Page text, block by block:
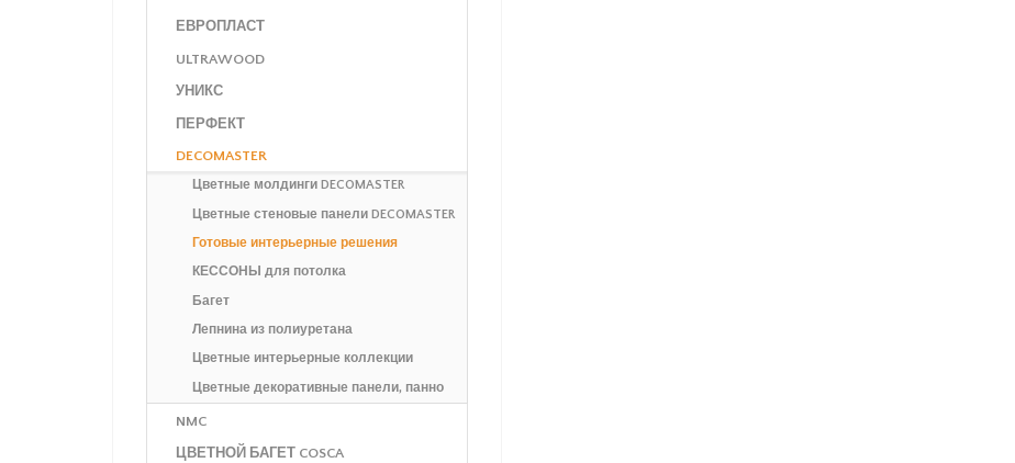
ЕВРОПЛАСТ
ULTRAWOOD
УНИКС
ПЕРФЕКТ
DECOMASTER
Цветные молдинги DECOMASTER
Цветные стеновые панели DECOMASTER
Готовые интерьерные решения
КЕССОНЫ для потолка
Багет
Лепнина из полиуретана
Цветные интерьерные коллекции
Цветные декоративные панели, панно
NMC
ЦВЕТНОЙ БАГЕТ COSCA